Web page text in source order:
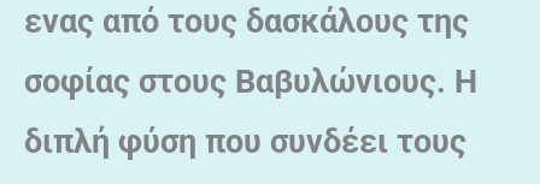
ενας από τους δασκάλους της
σοφίας στους Βαβυλώνιους. Η
διπλή φύση που συνδέει τους